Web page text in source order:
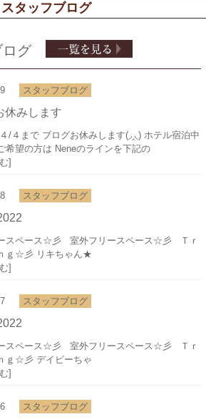
スタッフブログ
ログ
スタッフブログ
休みします
/４まで ブログお休みします(◞‸◟) ホテル宿泊中
希望の方は Neneのラインを下記の
]
スタッフブログ
スペース☆彡 室外フリースペース☆彡 Ｔｒ
ｇ☆彡 リキちゃん★
]
スタッフブログ
スペース☆彡 室外フリースペース☆彡 Ｔｒ
ｇ☆彡 デイビーちゃ
]
スタッフブログ